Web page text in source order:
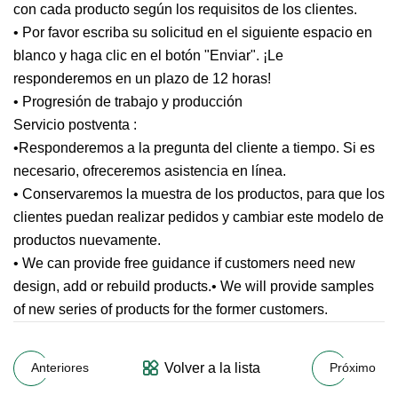
con cada producto según los requisitos de los clientes.
• Por favor escriba su solicitud en el siguiente espacio en
blanco y haga clic en el botón "Enviar". ¡Le
responderemos en un plazo de 12 horas!
• Progresión de trabajo y producción
Servicio postventa :
•Responderemos a la pregunta del cliente a tiempo. Si es
necesario, ofreceremos asistencia en línea.
• Conservaremos la muestra de los productos, para que los
clientes puedan realizar pedidos y cambiar este modelo de
productos nuevamente.
• We can provide free guidance if customers need new
design, add or rebuild products.• We will provide samples
of new series of products for the former customers.
Anteriores Volver a la lista Próximo